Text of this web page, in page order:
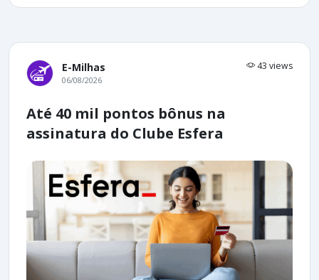
E-Milhas 43 views
06/08/2026
Até 40 mil pontos bônus na
assinatura do Clube Esfera